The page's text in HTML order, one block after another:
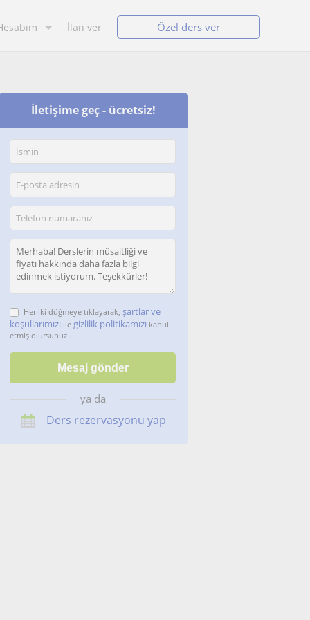
İlan ver Özel ders ver
İletişime geç - ücretsiz!
Her iki düğmeye tıklayarak, şartlar ve
koşullarımızı ile gizlilik politikamızı kabul
etmiş olursunuz
ya da
Ders rezervasyonu yap